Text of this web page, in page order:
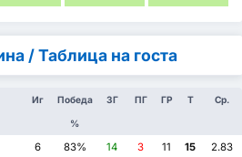
/ Таблица на госта
Иг Победа
%
ЗГ ПГ ГР Т Ср.
6 83% 14 3 11 15
2.83